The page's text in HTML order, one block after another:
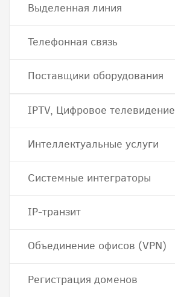
Выделенная линия
Телефонная связь
Поставщики оборудования
IPTV, Цифровое телевидение
Интеллектуальные услуги
Системные интеграторы
IP-транзит
Объединение офисов (VPN)
Регистрация доменов